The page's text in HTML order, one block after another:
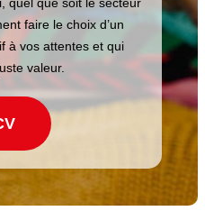
faire le choix d’un
à vos attentes et qui
valeur.